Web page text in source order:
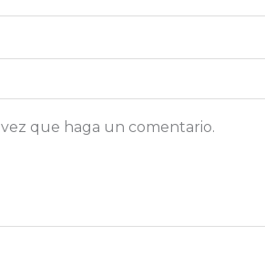
que haga un comentario.